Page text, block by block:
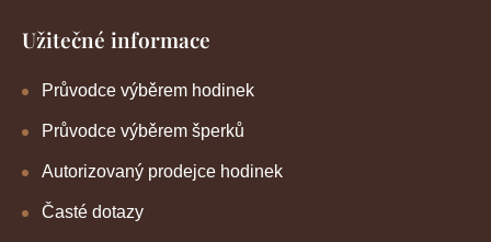
Užitečné informace
Průvodce výběrem hodinek
Průvodce výběrem šperků
Autorizovaný prodejce hodinek
Časté dotazy